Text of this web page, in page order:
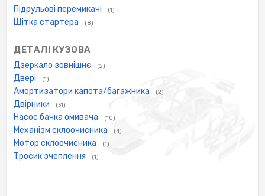
Підрульові перемикачі (1)
Щітка стартера (8)
ДЕТАЛІ КУЗОВА
Дзеркало зовнішнє (2)
Двері (1)
Амортизатори капота/багажника (2)
Двірники (31)
Насос бачка омивача (10)
Механізм склоочисника (4)
Мотор склоочисника (1)
Тросик зчеплення (1)